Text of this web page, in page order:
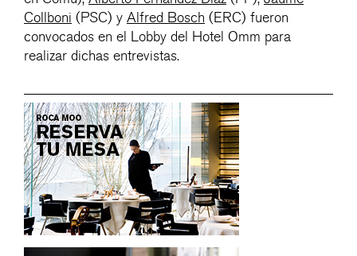
Collboni (PSC) y Alfred Bosch (ERC) fueron
convocados en el Lobby del Hotel Omm para
realizar dichas entrevistas.